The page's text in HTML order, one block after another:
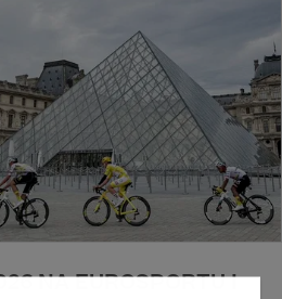
NA EUROSPORTU I